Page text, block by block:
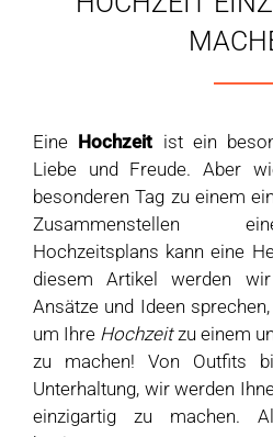
Eine Hochzeit ist ein
Liebe und Freude. Aber
besonderen Tag zu einem
Zusammenstellen
Hochzeitsplans kann eine
diesem Artikel werden
Ansätze und Ideen
um Ihre Hochzeitzu einem
zu machen! Von Outfits
Unterhaltung, wir werden
einzigartig zu machen.